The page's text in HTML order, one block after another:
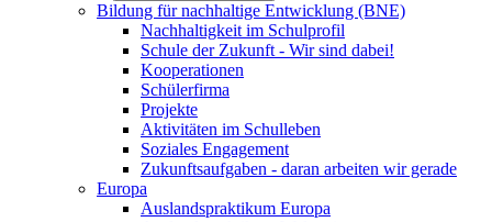
Bildung für nachhaltige Entwicklung (BNE)
Nachhaltigkeit im Schulprofil
Schule der Zukunft - Wir sind dabei!
Kooperationen
Schülerfirma
Projekte
Aktivitäten im Schulleben
Soziales Engagement
Zukunftsaufgaben - daran arbeiten wir gerade
Europa
Auslandspraktikum Europa